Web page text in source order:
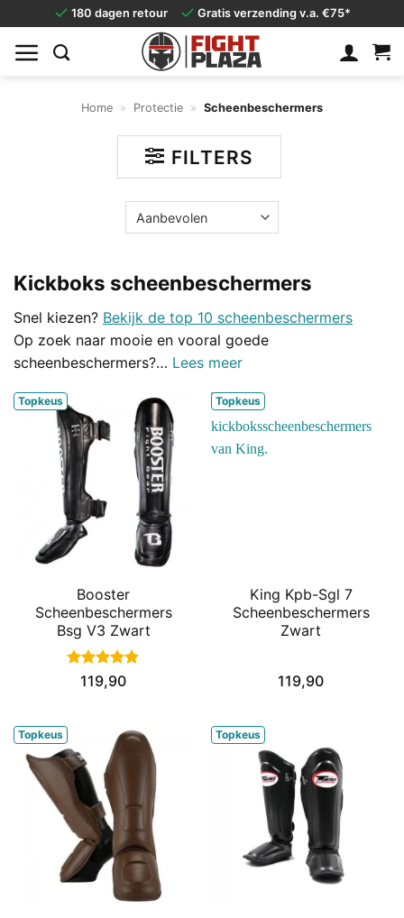
naar
inhoud
180 dagen retour Gratis verzending v.a. €75*
Home » Protectie » Scheenbeschermers
FILTERS
Kickboks scheenbeschermers
Snel kiezen? Bekijk de top 10 scheenbeschermers
Op zoek naar mooie en vooral goede
scheenbeschermers?… Lees meer
Topkeus
Booster
Scheenbeschermers
Bsg V3 Zwart
Gewaardeerd
uit 5
119,90
Topkeus
King Kpb-Sgl 7
Scheenbeschermers
Zwart
119,90
Topkeus Topkeus